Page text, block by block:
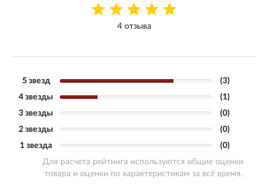
4 отзыва
5 звезд
(3)
4 звезды
(1)
3 звезды
(0)
2 звезды
(0)
1 звезда
(0)
Для расчета рейтинга используются общие оценки
товара и оценки по характеристикам за всё время.